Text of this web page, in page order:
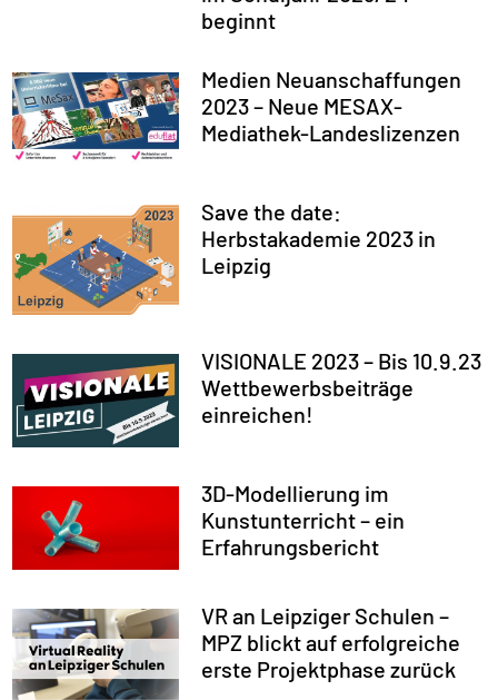
beginnt
Medien Neuanschaffungen
2023 – Neue MESAX-
Mediathek-Landeslizenzen
Save the date:
Herbstakademie 2023 in
Leipzig
VISIONALE 2023 – Bis 10.9.23
Wettbewerbsbeiträge
einreichen!
3D-Modellierung im
Kunstunterricht – ein
Erfahrungsbericht
VR an Leipziger Schulen –
MPZ blickt auf erfolgreiche
erste Projektphase zurück